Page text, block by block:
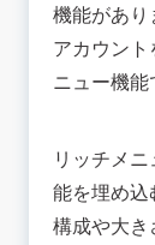
機能があ
アカウン
ニュー機能
リッチメ
能を埋め込
構成や大き